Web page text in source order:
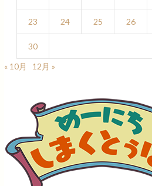
23 24 25 26
30
« 10月
12月 »